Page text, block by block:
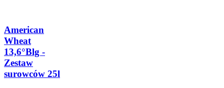
American
Wheat
13,6°Blg -
Zestaw
surowców 25l